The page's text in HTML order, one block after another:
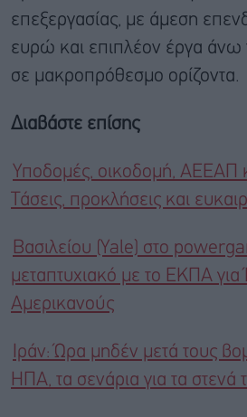
επεξεργασίας, με άμεση
ευρώ και επιπλέον έργα
σε μακροπρόθεσμο ορίζοντα.
Διαβάστε επίσης
Υποδομές, οικοδομή, ΑΕΕΑΠ
Τάσεις, προκλήσεις και
Βασιλείου (Yale) στο
μεταπτυχιακό με το ΕΚΠΑ για
Αμερικανούς
Ιράν: Ώρα μηδέν μετά τους
ΗΠΑ, τα σενάρια για τα στενά